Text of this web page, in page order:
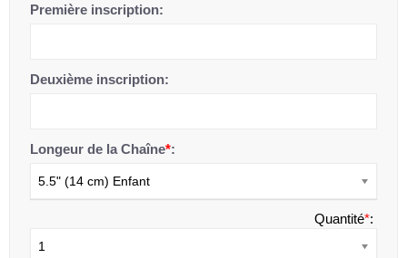
Première inscription:
Deuxième inscription:
Longeur de la Chaîne*:
5.5" (14 cm) Enfant
Quantité*:
1